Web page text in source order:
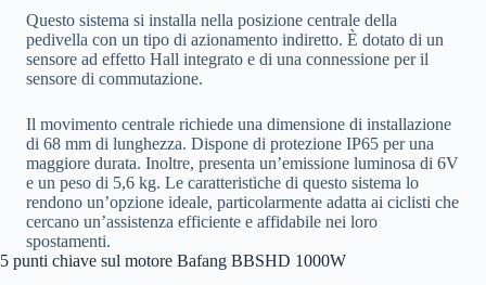
Questo sistema si installa nella posizione centrale della
pedivella con un tipo di azionamento indiretto. È dotato di un
sensore ad effetto Hall integrato e di una connessione per il
sensore di commutazione.
Il movimento centrale richiede una dimensione di installazione
di 68 mm di lunghezza. Dispone di protezione IP65 per una
maggiore durata. Inoltre, presenta un’emissione luminosa di 6V
e un peso di 5,6 kg. Le caratteristiche di questo sistema lo
rendono un’opzione ideale, particolarmente adatta ai ciclisti che
cercano un’assistenza efficiente e affidabile nei loro
spostamenti.
5 punti chiave sul motore Bafang BBSHD 1000W